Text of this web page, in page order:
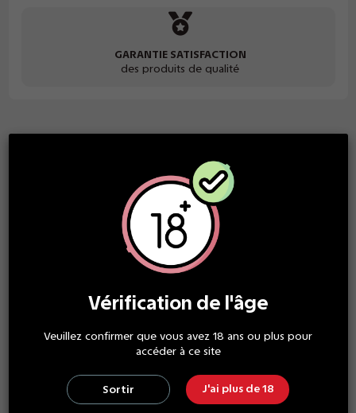
GARANTIE SATISFACTION
des produits de qualité
Dracode la gammeMedusa
version 100 ml sans nicotine. Il est toutefois possible d’ajouter
de la nicotine sans perdre de la saveur selon vos envies,
grâce à un ou plusieurs boosters nicotinés (non-inclus).
Par exemple, vous pourrez :
Ajouter un booster de 10ml à 20mg/ml de nicotine au flacon
pour obtenir au total 110 ml de e-liquide nicotiné à 1,5 mg/ml,
Il est aussi possible d'ajouter 2 booster de 10ml à 20mg/ml de
nicotine au flacon pour obtenir au total 110 ml de e-liquide
Vérification de l'âge
Veuillez confirmer que vous avez 18 ans ou plus pour
accéder à ce site
Sortir J'ai plus de 18